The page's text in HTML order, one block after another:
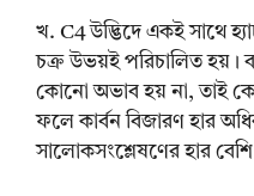
খ. C4 উদ্ভিদে একই সাথে
চক্র উভয়ই পরিচালিত হয়।
কোনো অভাব হয় না, তাই
ফলে কার্বন বিজারণ হার
সালোকসংশ্লেষণের হার